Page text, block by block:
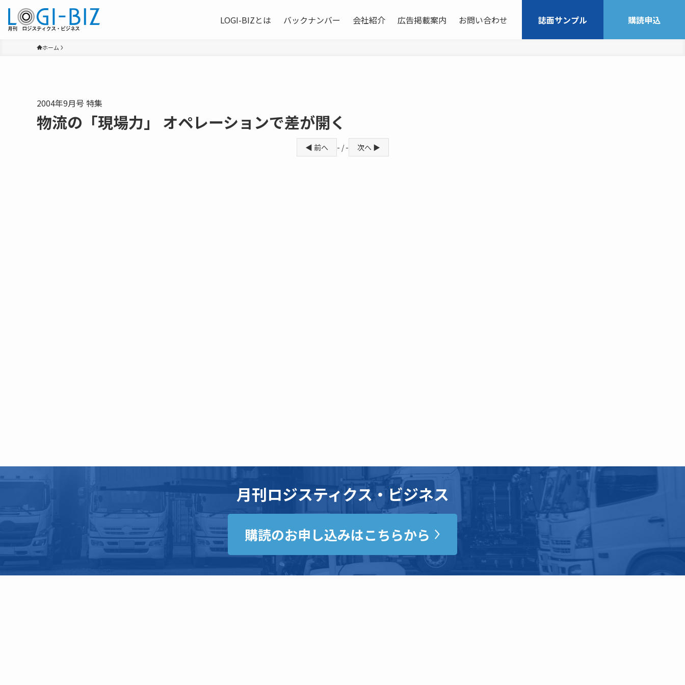
LOGI-BIZとは バックナンバー 会社紹介 広告掲載案内 お問い合わせ 誌面サンプル 購読申込
ホーム
2004年9月号 特集
物流の「現場力」 オペレーションで差が開く
◀ 前へ - / - 次へ ▶
月刊ロジスティクス・ビジネス
購読のお申し込みはこちらから